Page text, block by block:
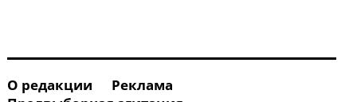
О редакции
Реклама